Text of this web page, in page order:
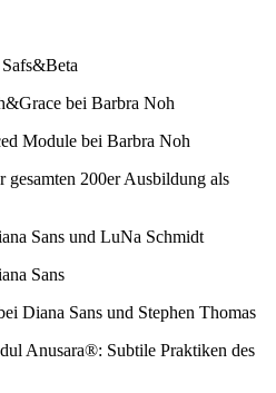
bei Barbra Noh
Module bei Barbra Noh
200er Ausbildung als
Sans und LuNa Schmidt
Sans
Diana Sans und Stephen Thomas
Anusara®: Subtile Praktiken des